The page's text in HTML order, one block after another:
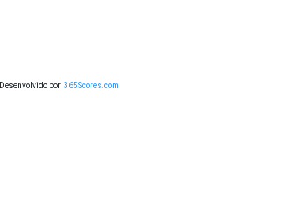
Desenvolvido por 365Scores.com